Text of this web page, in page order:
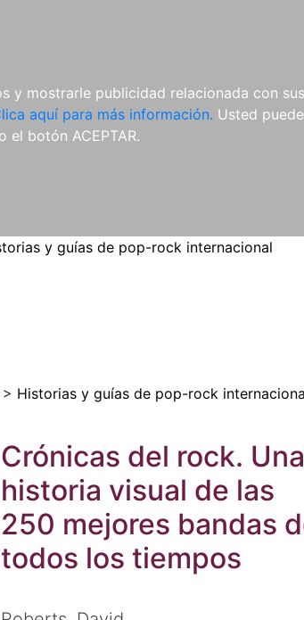
mostrarle publicidad relacionada con
aquí para más información. Usted
el botón ACEPTAR.
REVISTAS
CDS Y
DVDS
MATERIAL
COMPLEMENTARIO
y guías de pop-rock internacional
> Historias y guías de pop-rock
Crónicas del rock. Una
historia visual de las
250 mejores bandas
todos los tiempos